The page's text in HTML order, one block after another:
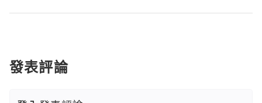
發表評論